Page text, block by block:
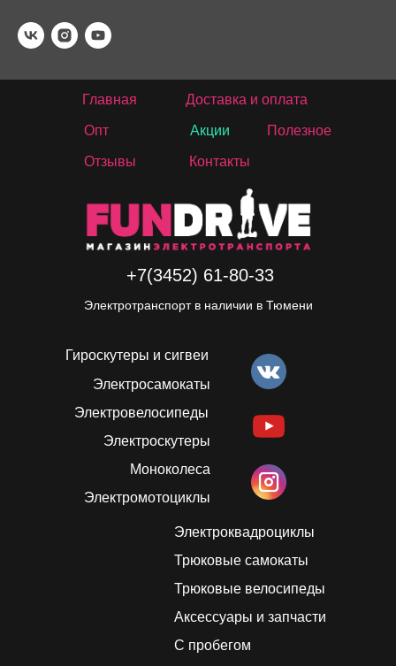
Гироскутеры и сигвеи
Электросамокаты
Электровелосипеды
Электроскутеры
Моноколеса
Электромотоциклы
Электроквадроциклы
Трюковые самокаты
Трюковые велосипеды
Аксессуары и запчасти
С пробегом
Главная Доставка и оплата
Опт
Отзывы
Акции
Контакты
+7(3452) 61-80-33
Электротранспорт в наличии в Тюмени
Полезное